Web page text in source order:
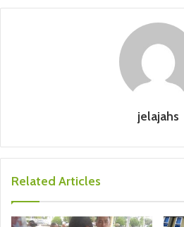
jelajahs
Related Articles